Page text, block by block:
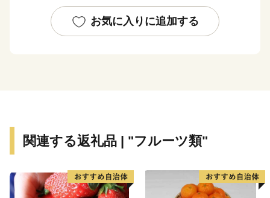
出身地であり、
駅構内に「名探偵コナン」の装飾が施されたコナン駅
す。
ちづくりを進めていきます。
みなさまの応援をよろしくお願いします。
お気に入りに追加する
関連する返礼品 | "フルーツ類"